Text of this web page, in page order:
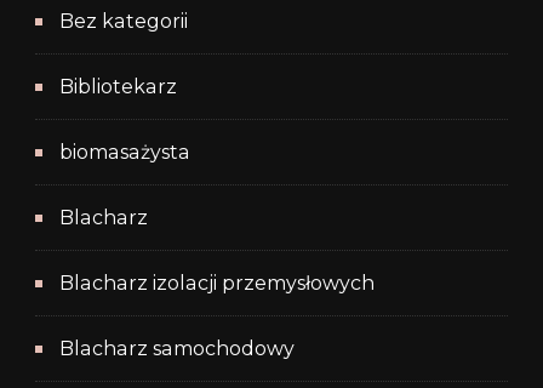
Bez kategorii
Bibliotekarz
biomasażysta
Blacharz
Blacharz izolacji przemysłowych
Blacharz samochodowy